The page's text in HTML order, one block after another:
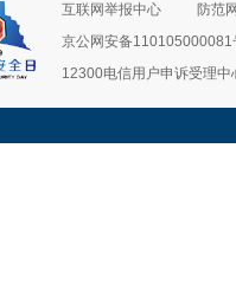
互联网举报中心
防范
京公网安备110105000081
12300电信用户申诉受理中